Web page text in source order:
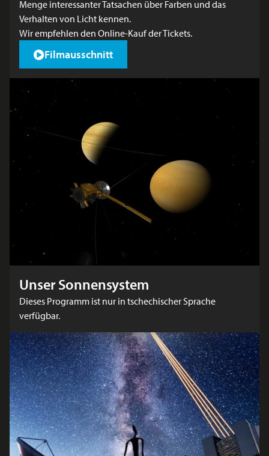
Menge interessanter Tatsachen über Farben und das
Verhalten von Licht kennen.
Wir empfehlen den Online-Kauf der Tickets.
Filmausschnitt
Unser Sonnensystem
Dieses Programm ist nur in tschechischer Sprache
verfügbar.